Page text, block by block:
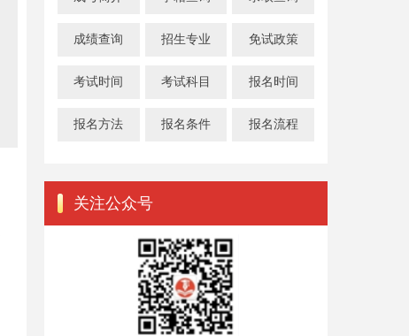
成绩查询 招生专业 免试政策
考试时间 考试科目 报名时间
报名方法 报名条件 报名流程
关注公众号